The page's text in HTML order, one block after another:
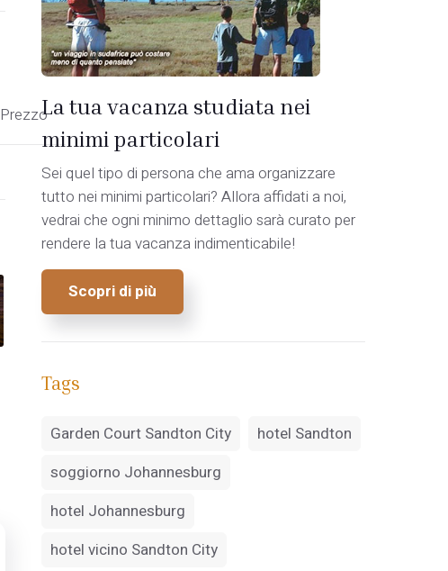
PrezzoLa tua vacanza studiata nei
minimi particolari
Sei quel tipo di persona che ama organizzare
tutto nei minimi particolari? Allora affidati a noi,
vedrai che ogni minimo dettaglio sarà curato per
rendere la tua vacanza indimenticabile!
Scopri di più
Tags
Garden Court Sandton City
hotel Sandton
soggiorno Johannesburg
hotel Johannesburg
hotel vicino Sandton City